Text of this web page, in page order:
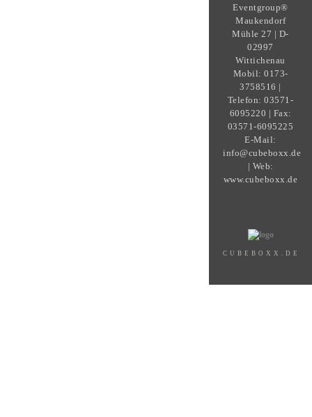
Eventgroup®
Maukendorf
Mühle 27 | D-
02997
Wittichenau
Mobil: 0173-
3758516 |
Telefon: 03571-
6095220 | Fax:
03571-6095225
E-Mail:
info@cubeboxx.de
| Web:
www.cubeboxx.de
CUBEBOXX.DE